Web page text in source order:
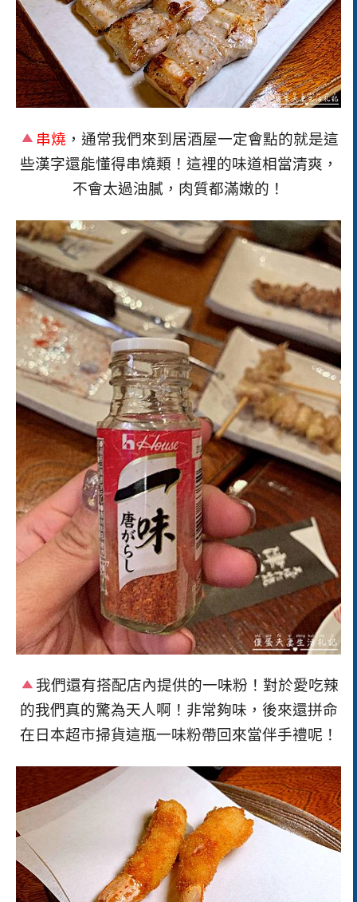
串燒 ， 通常我們來到居酒屋一定會點的就是這
些漢字還能懂得串燒類！ 這裡的味道相當清爽，
不會太過油膩，肉質都滿嫩的！
我們還有搭配店內提供的一味粉！對於愛吃辣
的我們真的驚為天人啊！非常夠味，後來還拼命
在日本超市掃貨這瓶一味粉帶回來當伴手禮呢！